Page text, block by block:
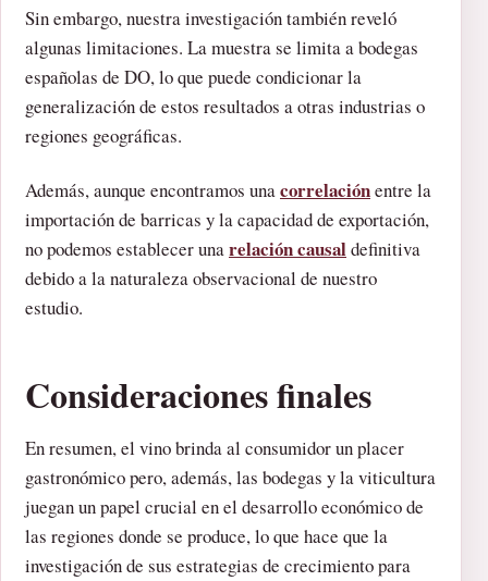
Sin embargo, nuestra investigación también reveló
algunas limitaciones. La muestra se limita a bodegas
españolas de DO, lo que puede condicionar la
generalización de estos resultados a otras industrias o
regiones geográficas.
Además, aunque encontramos unacorrelaciónentre la
importación de barricas y la capacidad de exportación,
no podemos establecer unarelación causaldefinitiva
debido a la naturaleza observacional de nuestro
estudio.
Consideraciones finales
En resumen, el vino brinda al consumidor un placer
gastronómico pero, además, las bodegas y la viticultura
juegan un papel crucial en el desarrollo económico de
las regiones donde se produce, lo que hace que la
investigación de sus estrategias de crecimiento para